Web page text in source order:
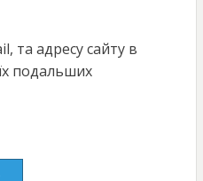
та адресу сайту в
подальших